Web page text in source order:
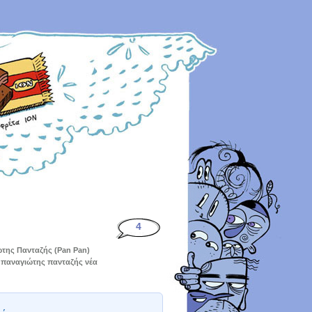
Πανταζής (Pan Pan)
παναγιώτης πανταζής νέα
4